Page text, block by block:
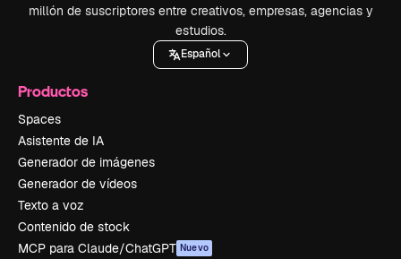
millón de suscriptores entre creativos, empresas, agencias y
estudios.
Español
Productos
Spaces
Asistente de IA
Generador de imágenes
Generador de vídeos
Texto a voz
Contenido de stock
MCP para Claude/ChatGPT Nuevo